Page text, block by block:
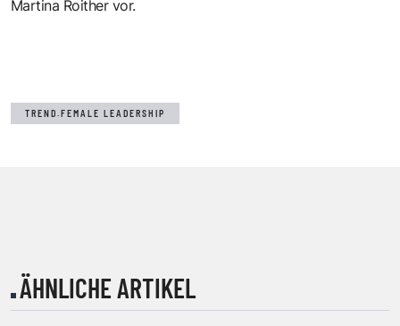
Martina Roither vor.
TREND.FEMALE LEADERSHIP
ÄHNLICHE ARTIKEL